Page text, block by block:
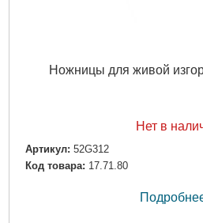
Ножницы для живой
Нет в
Артикул: 52G312
Код товара: 17.71.80